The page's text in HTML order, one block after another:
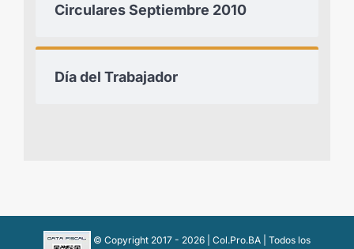
Circulares Septiembre 2010
Día del Trabajador
© Copyright 2017 - 2026 | Col.Pro.BA | Todos los